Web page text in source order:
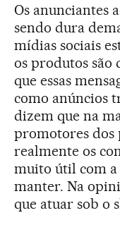
Os anunciantes
sendo dura
mídias sociais
os produtos são
que essas
como anúncios
dizem que na
promotores dos
realmente os
muito útil com a
manter. Na
que atuar sob o